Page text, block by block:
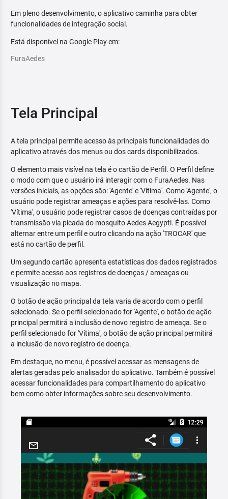
Em pleno desenvolvimento, o aplicativo caminha para obter
funcionalidades de integração social.
Está disponível na Google Play em:
FuraAedes
Tela Principal
A tela principal permite acesso às principais funcionalidades do
aplicativo através dos menus ou dos cards disponibilizados.
O elemento mais visível na tela é o cartão de Perfil. O Perfil define
o modo com que o usuário irá interagir com o FuraAedes. Nas
versões iniciais, as opções são: 'Agente' e 'Vítima'. Como 'Agente', o
usuário pode registrar ameaças e ações para resolvê-las. Como
'Vítima', o usuário pode registrar casos de doenças contraídas por
transmissão via picada do mosquito Aedes Aegypti. É possível
alternar entre um perfil e outro clicando na ação 'TROCAR' que
está no cartão de perfil.
Um segundo cartão apresenta estatísticas dos dados registrados
e permite acesso aos registros de doenças / ameaças ou
visualização no mapa.
O botão de ação principal da tela varia de acordo com o perfil
selecionado. Se o perfil selecionado for 'Agente', o botão de ação
principal permitirá a inclusão de novo registro de ameaça. Se o
perfil selecionado for 'Vítima', o botão de ação principal permitirá
a inclusão de novo registro de doença.
Em destaque, no menu, é possível acessar as mensagens de
alertas geradas pelo analisador do aplicativo. Também é possível
acessar funcionalidades para compartilhamento do aplicativo
bem como obter informações sobre seu desenvolvimento.